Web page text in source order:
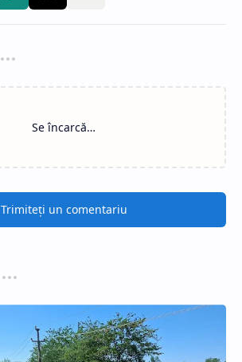
Se încarcă…
Trimiteți un comentariu